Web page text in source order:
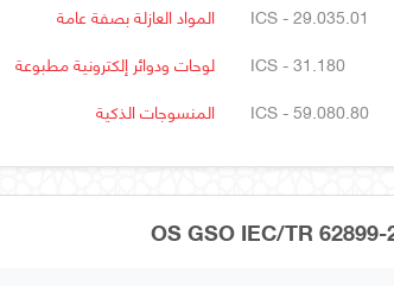
ICS - 29.035.01
المواد العازلة بصفة عامة
ICS - 31.180
لوحات ودوائر إلكترونية مطبوعة
ICS - 59.080.80
المنسوجات الذكية